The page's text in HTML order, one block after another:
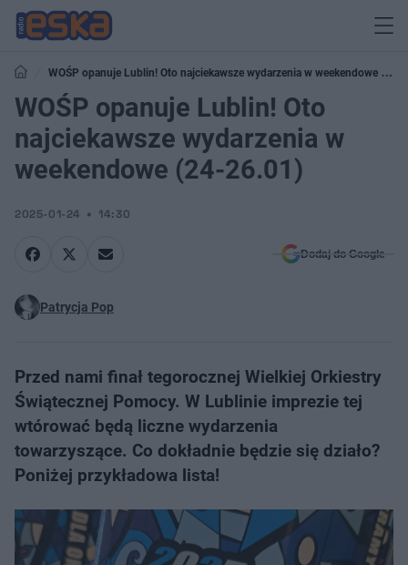
WOŚP opanuje Lublin! Oto najciekawsze wydarzenia w weekendowe (24-
26.01)
WOŚP opanuje Lublin! Oto
najciekawsze wydarzenia w
weekendowe (24-26.01)
2025-01-24 14:30
Dodaj do Google
Patrycja Pop
Przed nami finał tegorocznej Wielkiej Orkiestry
Świątecznej Pomocy. W Lublinie imprezie tej
wtórować będą liczne wydarzenia
towarzyszące. Co dokładnie będzie się działo?
Poniżej przykładowa lista!